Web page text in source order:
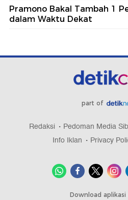
Pramono Bakal Tambah 1
dalam Waktu Dekat
part of
Redaksi Pedoman Media
Info Iklan
Privacy
Download